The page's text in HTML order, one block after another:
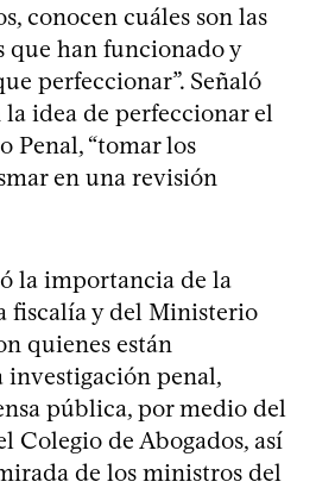
conocen cuáles son las
que han funcionado y
perfeccionar”. Señaló
idea de perfeccionar el
Penal, “tomar los
en una revisión
la importancia de la
fiscalía y del Ministerio
quienes están
penal,
pública, por medio del
Colegio de Abogados, así
de los ministros del